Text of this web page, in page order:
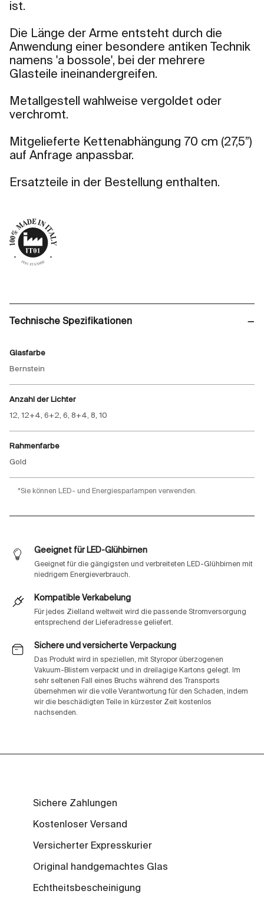
ist.
Die Länge der Arme entsteht durch die
Anwendung einer besondere antiken Technik
namens 'a bossole', bei der mehrere
Glasteile ineinandergreifen.
Metallgestell wahlweise vergoldet oder
verchromt.
Mitgelieferte Kettenabhängung 70 cm (27,5”)
auf Anfrage anpassbar.
Ersatzteile in der Bestellung enthalten.
Technische Spezifikationen
Glasfarbe
Bernstein
Anzahl der Lichter
12, 12+4, 6+2, 6, 8+4, 8, 10
Rahmenfarbe
Gold
*Sie können LED- und Energiesparlampen verwenden.
Geeignet für LED-Glühbirnen
Geeignet für die gängigsten und verbreiteten LED-Glühbirnen mit
niedrigem Energieverbrauch.
Kompatible Verkabelung
Für jedes Zielland weltweit wird die passende Stromversorgung
entsprechend der Lieferadresse geliefert.
Sichere und versicherte Verpackung
Das Produkt wird in speziellen, mit Styropor überzogenen
Vakuum-Blistern verpackt und in dreilagige Kartons gelegt. Im
sehr seltenen Fall eines Bruchs während des Transports
übernehmen wir die volle Verantwortung für den Schaden, indem
wir die beschädigten Teile in kürzester Zeit kostenlos
nachsenden.
Sichere Zahlungen
Kostenloser Versand
Versicherter Expresskurier
Original handgemachtes Glas
Echtheitsbescheinigung